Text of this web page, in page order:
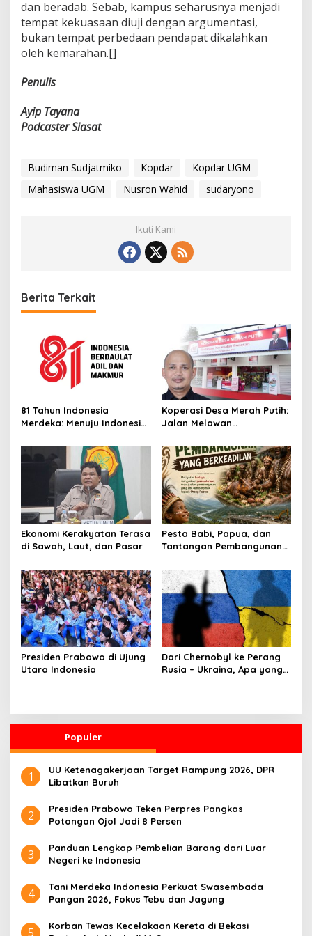
dan beradab. Sebab, kampus seharusnya menjadi
tempat kekuasaan diuji dengan argumentasi,
bukan tempat perbedaan pendapat dikalahkan
oleh kemarahan.[]
Penulis
Ayip Tayana
Podcaster Siasat
Budiman Sudjatmiko Kopdar
Kopdar UGM
Mahasiswa UGM
Nusron Wahid sudaryono
Ikuti Kami
Berita Terkait
81 Tahun Indonesia
Merdeka: Menuju Indonesia
Cemas?
Koperasi Desa Merah Putih:
Jalan Melawan
Ekonomi Kerakyatan Terasa
di Sawah, Laut, dan Pasar
Pesta Babi, Papua, dan
Tantangan Pembangunan
Presiden Prabowo di Ujung
Utara Indonesia
Dari Chernobyl ke Perang
Rusia – Ukraina, Apa yang
Populer
1
UU Ketenagakerjaan Target Rampung 2026, DPR
Libatkan Buruh
2
Presiden Prabowo Teken Perpres Pangkas
Potongan Ojol Jadi 8 Persen
3
Panduan Lengkap Pembelian Barang dari Luar
Negeri ke Indonesia
4
Tani Merdeka Indonesia Perkuat Swasembada
Pangan 2026, Fokus Tebu dan Jagung
5
Korban Tewas Kecelakaan Kereta di Bekasi